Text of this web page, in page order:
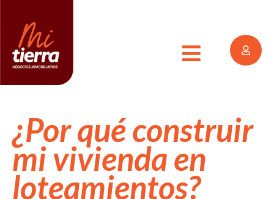
¿Por qué construir
mi vivienda en
loteamientos?